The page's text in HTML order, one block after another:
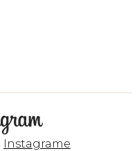
Instagrame